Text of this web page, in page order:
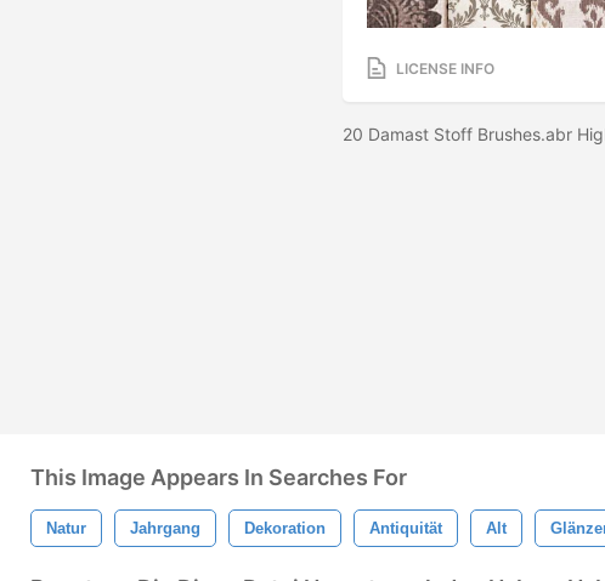
LICENSE INFO
20 Damast Stoff Brushes.abr
This Image Appears In Searches For
Natur Jahrgang Dekoration Antiquität Alt